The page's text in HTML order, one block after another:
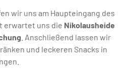
wir uns am Haupteingang des
erwartet uns die Nikolausheide
. Anschließend lassen wir
und leckeren Snacks in